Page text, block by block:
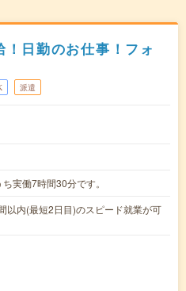
日勤のお仕事！フォ
派遣
実働7時間30分です。
以内(最短2日目)のスピード就業が可